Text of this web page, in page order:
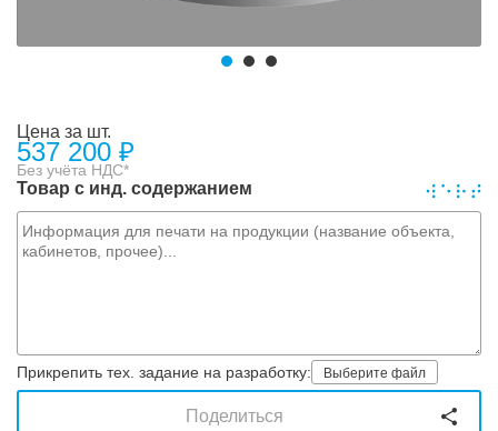
Цена за шт.
537 200 ₽
Без учёта НДС*
Товар с инд. содержанием
Прикрепить тех. задание на разработку: Выберите файл
Поделиться